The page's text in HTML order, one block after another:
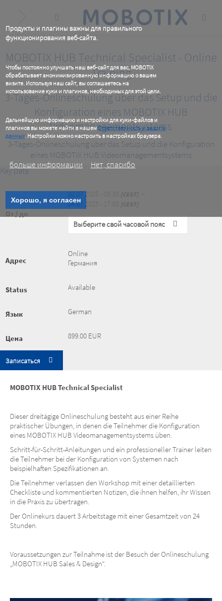
Продукты и плагины важны для правильного
функционирования веб-сайта.
Чтобы постоянно улучшать наш веб-сайт для вас, MOBOTIX
обрабатывает анонимизированную информацию о вашем
визите. Используя наш сайт, вы соглашаетесь на
использование куки и плагинов, необходимых для этой цели.
.
Дальнейшую информацию и настройки для куки-файлов и
плагинов вы можете найти в нашемОтветственность и защита
данных. Настройки можно настроить в настройках браузера.
больше информации
Нет, спасибо
Хорошо, я согласен
content
MOBOTIX HUB Technical Specialist - Online
Training
3-Tages-Onlineschulung über das Setup und die
Konfiguration eines MOBOTIX HUB
Videomanagementsystems
3-Tages-Onlineschulung über das Setup und die Konfiguration
eines MOBOTIX HUB Videomanagementsystems
Key Data
От / до
02.07.2025 - 08:30
04.07.2025 - 17:00
Выберите свой часовой пояс
Aдрес
Online
Германия
Status Available
Язык German
Цена 899.00 EUR
Записаться
MOBOTIX HUB Technical Specialist
Dieser dreitägige Onlineschulung besteht aus einer Reihe
praktischer Übungen, in denen die Teilnehmer die Konfiguration
eines MOBOTIX HUB Videomanagementsystems üben.
Schritt-für-Schritt-Anleitungen und ein professioneller Trainer leiten
die Teilnehmer bei der Konfiguration von Systemen nach
beispielhaften Spezifikationen an.
Die Teilnehmer verlassen den Workshop mit einer detaillierten
Checkliste und kommentierten Notizen, die ihnen helfen, ihr Wissen
in die Praxis zu übertragen.
Der Onlinekurs dauert 3 Arbeitstage mit einer Gesamtzeit von 24
Stunden.
Voraussetzungen zur Teilnahme ist der Besuch der Onlineschulung
„MOBOTIX HUB Sales & Design“.